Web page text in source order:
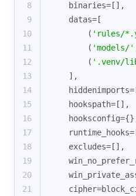
8
    binaries=[],
9
    datas=[
10
        (
'rules/
11
        (
'models/'
12
        (
'.venv/
13
    ],
14
15
    hookspath=[],
16
17
18
    excludes=[],
19
20
21